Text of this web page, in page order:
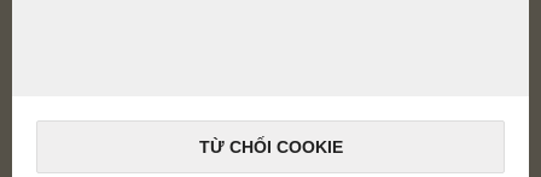
Điện thoại: 18009233
TỪ CHỐI COOKIE